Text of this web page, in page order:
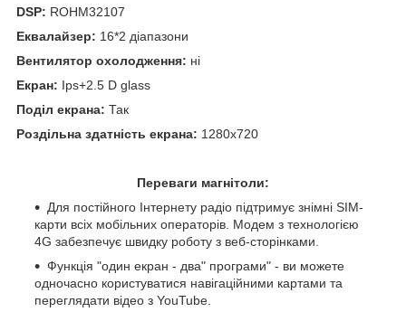
DSP: ROHM32107
Еквалайзер: 16*2 діапазони
Вентилятор охолодження: ні
Екран: Ips+2.5 D glass
Поділ екрана: Так
Роздільна здатність екрана: 1280x720
Переваги магнітоли:
Для постійного Інтернету радіо підтримує знімні SIM-
карти всіх мобільних операторів. Модем з технологією
4G забезпечує швидку роботу з веб-сторінками.
Функція "один екран - два" програми" - ви можете
одночасно користуватися навігаційними картами та
переглядати відео з YouTube.